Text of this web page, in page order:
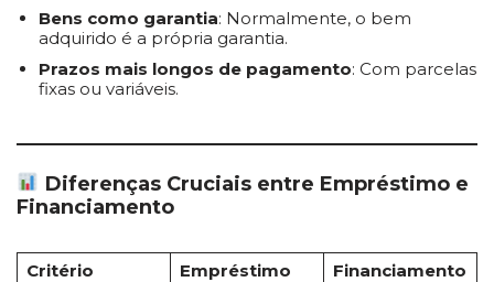
Bens como garantia: Normalmente, o bem
adquirido é a própria garantia.
Prazos mais longos de pagamento: Com parcelas
fixas ou variáveis.
Diferenças Cruciais entre Empréstimo e
Financiamento
Critério Empréstimo Financiamento